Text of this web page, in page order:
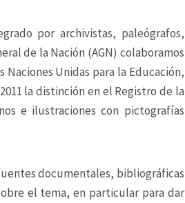
por archivistas, paleógrafos,
de la Nación (AGN) colaboramos
Unidas para la Educación,
la distinción en el Registro de la
e ilustraciones con pictografías
documentales, bibliográficas
el tema, en particular para dar